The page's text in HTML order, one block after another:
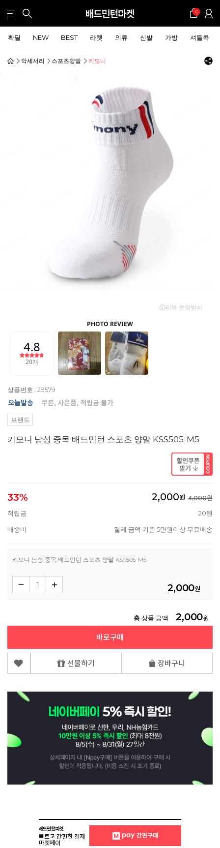
0
확딜 NEW BEST 라켓 의류 신발 가방 셔틀콕
악세서리 스포츠양말 키모니
상품번호 : 29579
브랜드
키모니 남성 중목 배드민턴 스포츠 양말 KSS505-M5
33% 2,000원 3,000원
적립금
20원
배송비 결제 금액 기준 5만원이상 무료배송
키모니 남성 중목 배드민턴 스포츠 양말 KSS505-M5
2,000원
총 상품 금액 2,000원
바로구매
선물하기 장바구니